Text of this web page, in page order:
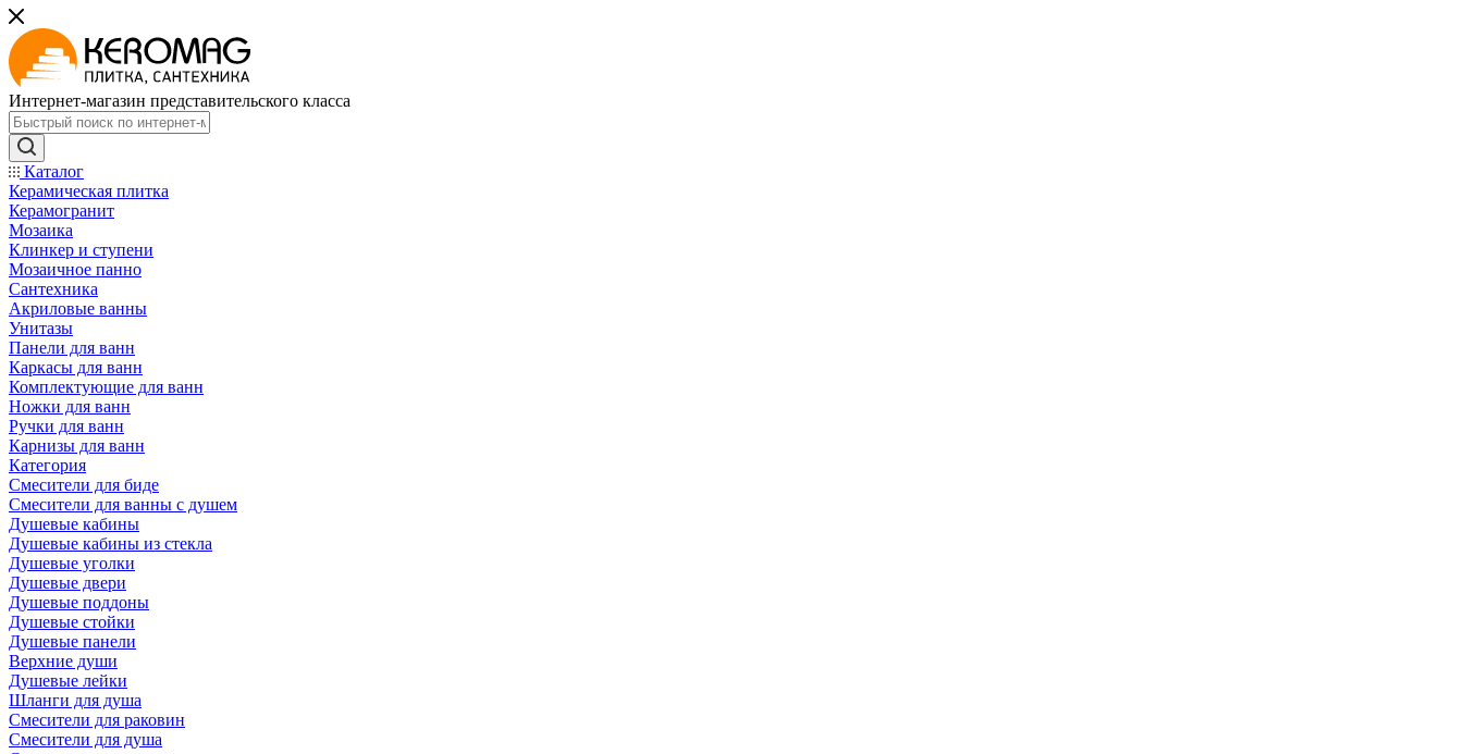
Интернет-магазин представительского класса
Каталог
Керамическая плитка
Керамогранит
Мозаика
Клинкер и ступени
Мозаичное панно
Сантехника
Акриловые ванны
Унитазы
Панели для ванн
Каркасы для ванн
Комплектующие для ванн
Ножки для ванн
Ручки для ванн
Карнизы для ванн
Категория
Смесители для биде
Смесители для ванны с душем
Душевые кабины
Душевые кабины из стекла
Душевые уголки
Душевые двери
Душевые поддоны
Душевые стойки
Душевые панели
Верхние души
Душевые лейки
Шланги для душа
Смесители для раковин
Смесители для душа